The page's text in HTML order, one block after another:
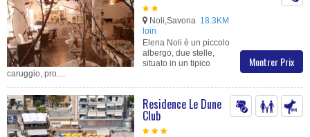
Montrer Prix
Noli,Savona 18.3KM
loin
Elena Noli è un piccolo
albergo, due stelle,
situato in un tipico
caruggio, pro....
Residence Le Dune
Club